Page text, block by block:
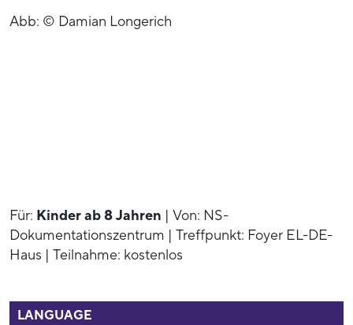
Abb: © Damian Longerich
Für: Kinder ab 8 Jahren | Von: NS-
Dokumentationszentrum | Treffpunkt: Foyer EL-DE-
Haus | Teilnahme: kostenlos
LANGUAGE